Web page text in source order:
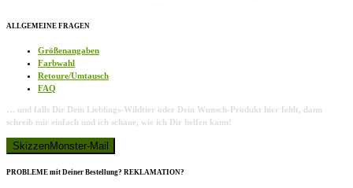
ALLGEMEINE FRAGEN
Größenangaben
Farbwahl
Retoure/Umtausch
FAQ
… und falls Dir Dein Lieblings-Wildtier oder Dein Wunsch-Produkt hier fehlt, dann
schreib mir einfach und ich schaue, wie ich Dir helfen kann!
PROBLEME mit Deiner Bestellung? REKLAMATION?